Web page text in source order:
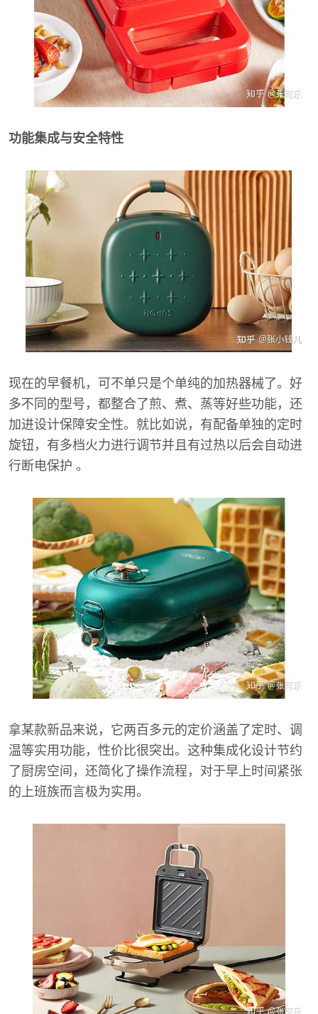
功能集成与安全特性
现在的早餐机，可不单只是个单纯的加热器械了。好
多不同的型号，都整合了煎、煮、蒸等好些功能，还
加进设计保障安全性。就比如说，有配备单独的定时
旋钮，有多档火力进行调节并且有过热以后会自动进
行断电保护 。
拿某款新品来说，它两百多元的定价涵盖了定时、调
温等实用功能，性价比很突出。这种集成化设计节约
了厨房空间，还简化了操作流程，对于早上时间紧张
的上班族而言极为实用。